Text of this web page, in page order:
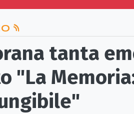
tanta
"La